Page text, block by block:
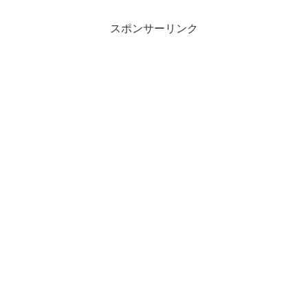
スポンサーリンク